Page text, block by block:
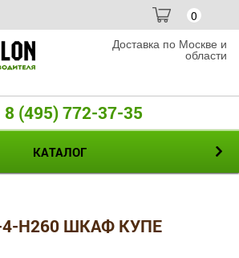
0
Доставка по Москве и
области
8 (495) 772-37-35
КАТАЛОГ
H260 ШКАФ КУПЕ